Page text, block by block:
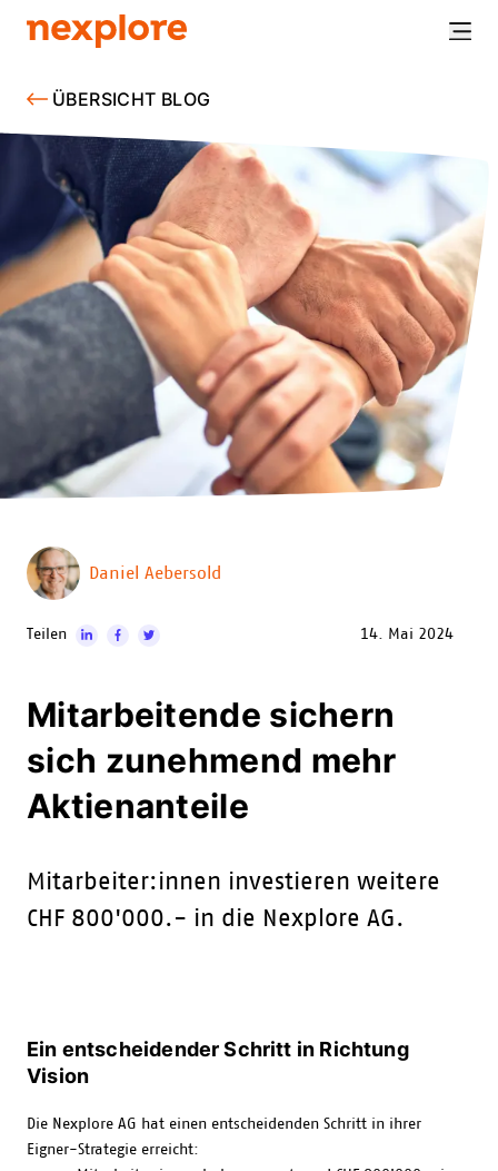
ÜBERSICHT BLOG
Daniel Aebersold
Teilen 14. Mai 2024
Mitarbeitende sichern
sich zunehmend mehr
Aktienanteile
Mitarbeiter:innen investieren weitere
CHF 800'000.- in die Nexplore AG.
Ein entscheidender Schritt in Richtung
Vision
Die Nexplore AG hat einen entscheidenden Schritt in ihrer
Eigner-Strategie erreicht: